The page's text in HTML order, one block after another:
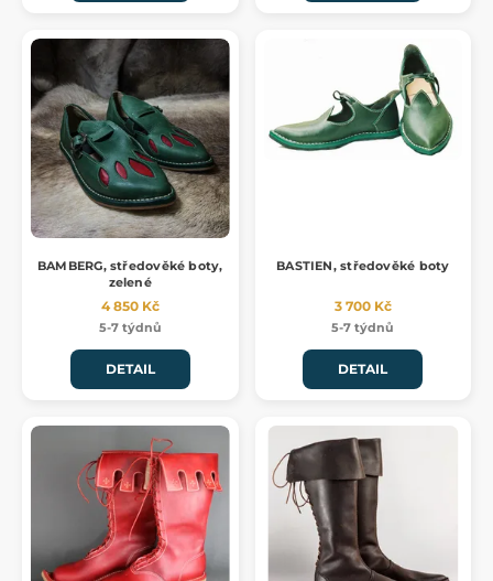
BAMBERG, středověké boty,
zelené
4 850 Kč
5-7 týdnů
DETAIL
BASTIEN, středověké boty
3 700 Kč
5-7 týdnů
DETAIL